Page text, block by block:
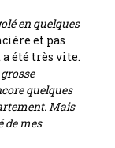
en quelques
et pas
été très vite.
quelques
Mais
de mes